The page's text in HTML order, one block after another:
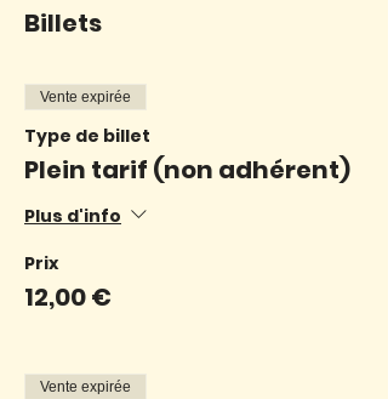
Billets
Vente expirée
Type de billet
Plein tarif (non adhérent)
Plus d'info
Prix
12,00 €
Vente expirée